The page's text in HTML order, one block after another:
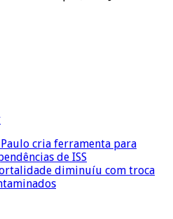
cria ferramenta para
de ISS
diminuíu com troca